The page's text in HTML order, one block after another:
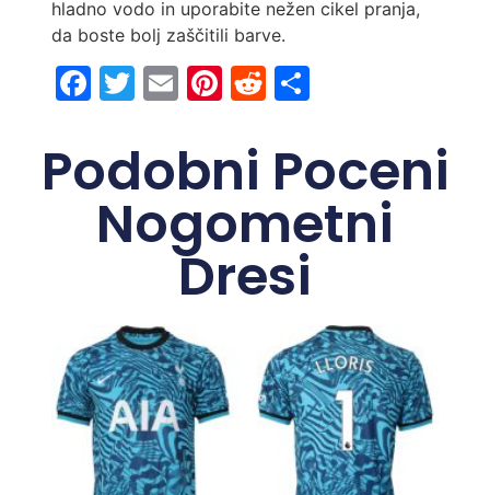
hladno vodo in uporabite nežen cikel pranja,
da boste bolj zaščitili barve.
Facebook
Twitter
EmailPinterest
Reddit
Share
Podobni Poceni
Nogometni
Dresi